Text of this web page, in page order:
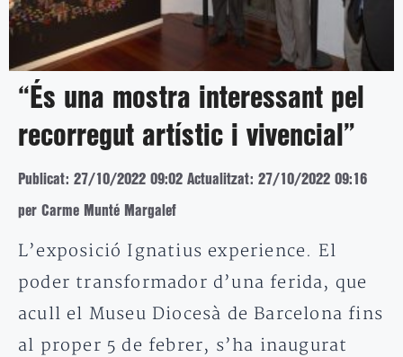
“És una mostra interessant pel
recorregut artístic i vivencial”
Publicat: 27/10/2022 09:02 Actualitzat: 27/10/2022 09:16
per Carme Munté Margalef
L’exposició Ignatius experience. El
poder transformador d’una ferida, que
acull el Museu Diocesà de Barcelona fins
al proper 5 de febrer, s’ha inaugurat